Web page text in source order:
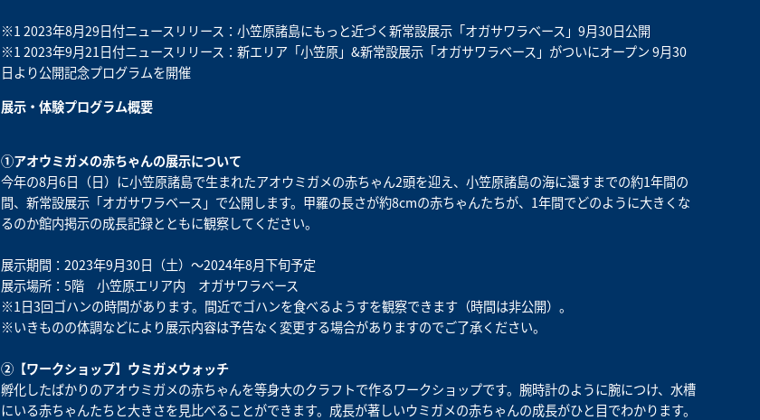
※1 2023年8月29日付ニュースリリース： 小笠原諸島にもっと近づく新常設展示「オガサワラベース」9月30日公開
※1 2023年9月21日付ニュースリリース： 新エリア「小笠原」&新常設展示「オガサワラベース」がついにオープン 9月30
日より公開記念プログラムを開催
展示・体験プログラム概要
①アオウミガメの赤ちゃんの展示について
今年の8月6日（日）に小笠原諸島で生まれたアオウミガメの赤ちゃん2頭を迎え、小笠原諸島の海に還すまでの約1年間の
間、新常設展示「オガサワラベース」で公開します。甲羅の長さが約8cmの赤ちゃんたちが、1年間でどのように大きくな
るのか館内掲示の成長記録とともに観察してください。
展示期間：2023年9月30日（土）～2024年8月下旬予定
展示場所：5階 小笠原エリア内 オガサワラベース
※1日3回ゴハンの時間があります。間近でゴハンを食べるようすを観察できます（時間は非公開）。
※いきものの体調などにより展示内容は予告なく変更する場合がありますのでご了承ください。
②【ワークショップ】ウミガメウォッチ
孵化したばかりのアオウミガメの赤ちゃんを等身大のクラフトで作るワークショップです。腕時計のように腕につけ、水槽
にいる赤ちゃんたちと大きさを見比べることができます。成長が著しいウミガメの赤ちゃんの成長がひと目でわかります。